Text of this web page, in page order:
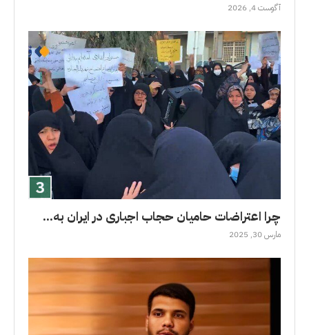
آگوست 4, 2026
چرا اعتراضات حامیان حجاب اجباری در ایران به...
مارس 30, 2025